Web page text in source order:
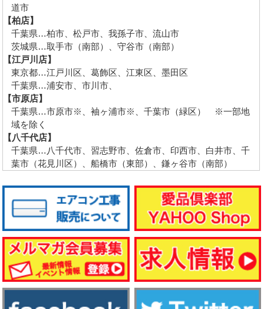
道市
【柏店】
千葉県…柏市、松戸市、我孫子市、流山市
茨城県…取手市（南部）、守谷市（南部）
【江戸川店】
東京都…江戸川区、葛飾区、江東区、墨田区
千葉県…浦安市、市川市、
【市原店】
千葉県…市原市※、袖ヶ浦市※、千葉市（緑区） ※一部地
域を除く
【八千代店】
千葉県…八千代市、習志野市、佐倉市、印西市、白井市、千
葉市（花見川区）、船橋市（東部）、鎌ヶ谷市（南部）